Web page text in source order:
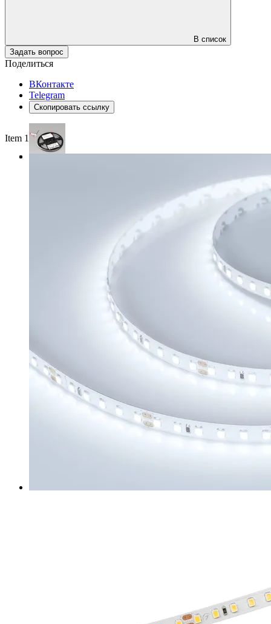
В список
Задать вопрос
Поделиться
ВКонтакте
Telegram
Скопировать ссылку
Item 1 of 3